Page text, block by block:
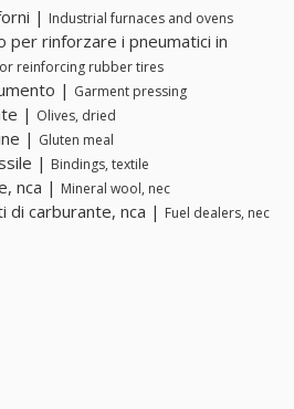
| Industrial furnaces and ovens
per rinforzare i pneumatici in
reinforcing rubber tires
| Garment pressing
| Olives, dried
| Gluten meal
| Bindings, textile
nca | Mineral wool, nec
di carburante, nca | Fuel dealers, nec